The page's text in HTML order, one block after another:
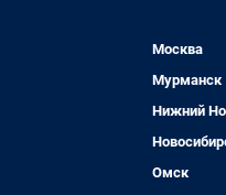
Москва
Мурманск
Нижний
Омск